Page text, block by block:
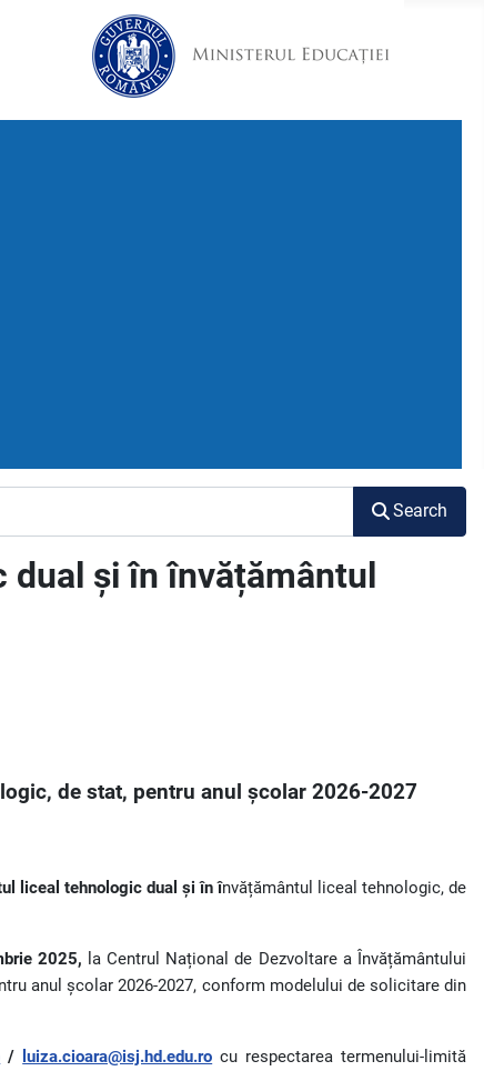
Search
dual și în învățământul
de stat, pentru anul școlar 2026-2027
liceal tehnologic dual și în învățământul liceal tehnologic, de
2025, la Centrul Național de Dezvoltare a Învățământului
anul școlar 2026-2027, conform modelului de solicitare din
/ luiza.cioara@isj.hd.edu.ro cu respectarea termenului-limită